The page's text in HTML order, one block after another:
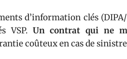
d’information clés
VSP. Un contrat qui ne
coûteux en cas de